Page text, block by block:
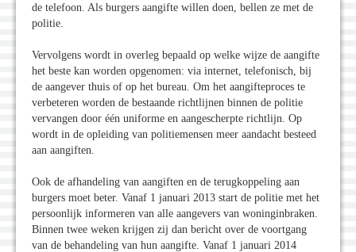
de telefoon. Als burgers aangifte willen doen, bellen ze met de
politie.
Vervolgens wordt in overleg bepaald op welke wijze de aangifte
het beste kan worden opgenomen: via internet, telefonisch, bij
de aangever thuis of op het bureau. Om het aangifteproces te
verbeteren worden de bestaande richtlijnen binnen de politie
vervangen door één uniforme en aangescherpte richtlijn. Op
wordt in de opleiding van politiemensen meer aandacht besteed
aan aangiften.
Ook de afhandeling van aangiften en de terugkoppeling aan
burgers moet beter. Vanaf 1 januari 2013 start de politie met het
persoonlijk informeren van alle aangevers van woninginbraken.
Binnen twee weken krijgen zij dan bericht over de voortgang
van de behandeling van hun aangifte. Vanaf 1 januari 2014